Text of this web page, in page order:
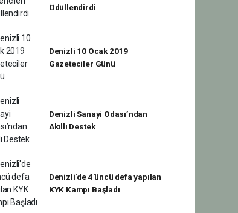
Ödüllendirdi
Denizli 10 Ocak 2019
Gazeteciler Günü
Denizli Sanayi Odası’ndan
Akıllı Destek
Denizli'de 4'üncü defa yapılan
KYK Kampı Başladı